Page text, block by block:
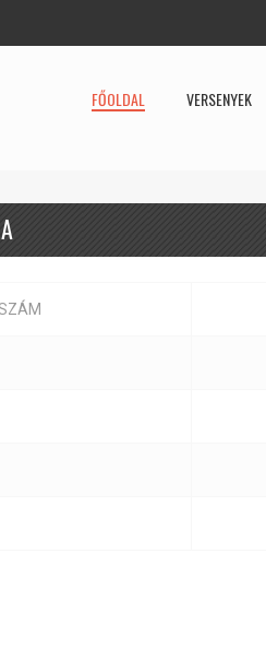
FŐOLDAL VERSENYEK